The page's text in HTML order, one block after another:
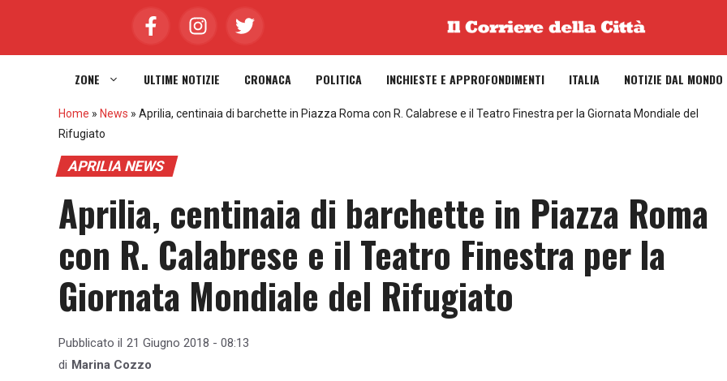
ZONE ULTIME NOTIZIE CRONACA POLITICA INCHIESTE E APPROFONDIMENTI ITALIA NOTIZIE DAL MONDO
Home » News » Aprilia, centinaia di barchette in Piazza Roma con R. Calabrese e il Teatro Finestra per la Giornata Mondiale del
Rifugiato
APRILIA NEWS
Aprilia, centinaia di barchette in Piazza Roma
con R. Calabrese e il Teatro Finestra per la
Giornata Mondiale del Rifugiato
Pubblicato il 21 Giugno 2018 - 08:13
di Marina Cozzo